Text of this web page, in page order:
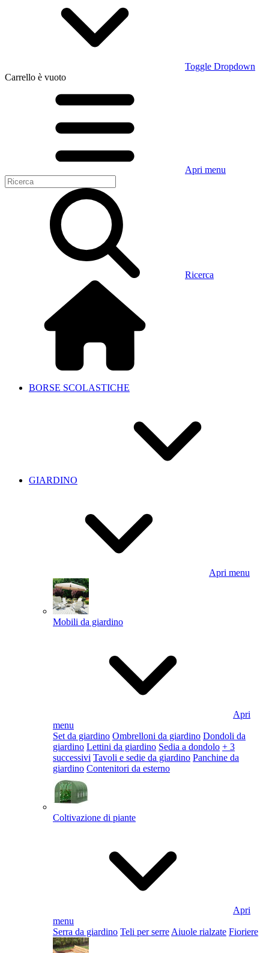
Toggle Dropdown
Carrello è vuoto
Apri menu
Ricerca
BORSE SCOLASTICHE
GIARDINO
Apri menu
Mobili da giardino
Apri
menu
Set da giardino Ombrelloni da giardino Dondoli da
giardino Lettini da giardino Sedia a dondolo + 3
successivi Tavoli e sedie da giardino Panchine da
giardino Contenitori da esterno
Coltivazione di piante
Apri
menu
Serra da giardino Teli per serre Aiuole rialzate Fioriere